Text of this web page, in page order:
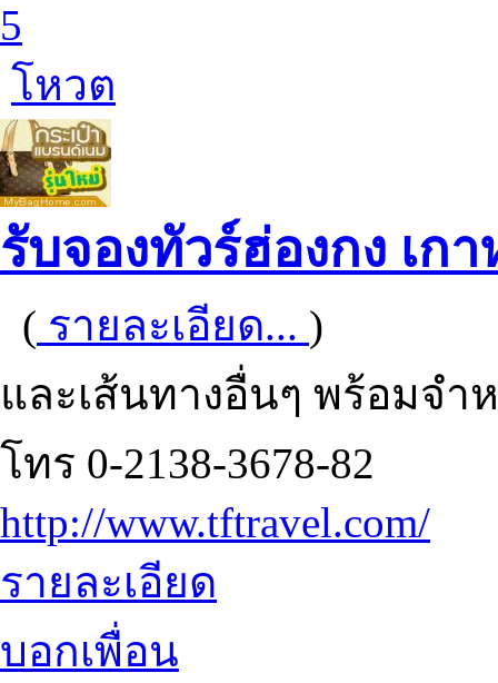
5
โหวต
รับจองทัวร์ฮ่องกง เก
( รายละเอียด... )
และเส้นทางอื่นๆ พร้อมจำ
โทร 0-2138-3678-82
http://www.tftravel.com/
รายละเอียด
บอกเพื่อน